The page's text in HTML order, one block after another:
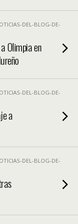
DEL-BLOG-DE-
Olimpia en
DEL-BLOG-DE-
a
DEL-BLOG-DE-